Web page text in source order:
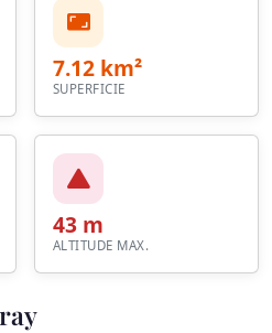
7.12 km²
SUPERFICIE
43 m
ALTITUDE MAX.